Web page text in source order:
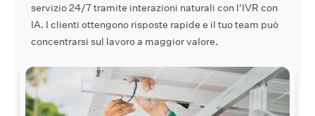
servizio 24/7 tramite interazioni naturali con l'IVR con
IA. I clienti ottengono risposte rapide e il tuo team può
concentrarsi sul lavoro a maggior valore.